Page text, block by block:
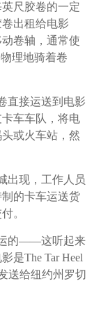
尺胶卷的一定
出租给电影
卷轴，通常使
理地骑着卷
直接运送到电影
车车队，将电
或火车站，然
出现，工作人员
的卡车运送货
。
运的——这听起来
是The Tar Heel
送给纽约州罗切